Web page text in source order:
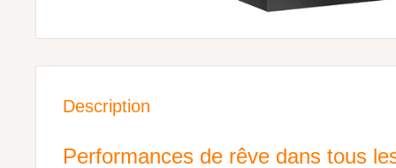
Description
Performances de rêve dans tous